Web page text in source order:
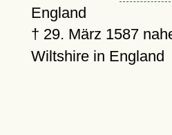
England
† 29. März 1587
Wiltshire in England